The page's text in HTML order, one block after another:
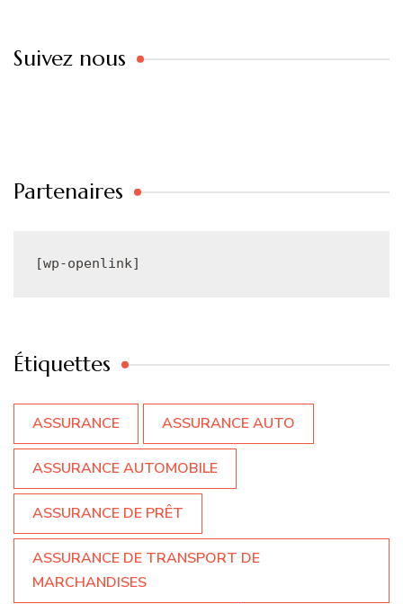
Suivez nous
Partenaires
[wp-openlink]
Étiquettes
ASSURANCE ASSURANCE AUTO
ASSURANCE AUTOMOBILE
ASSURANCE DE PRÊT
ASSURANCE DE TRANSPORT DE
MARCHANDISES